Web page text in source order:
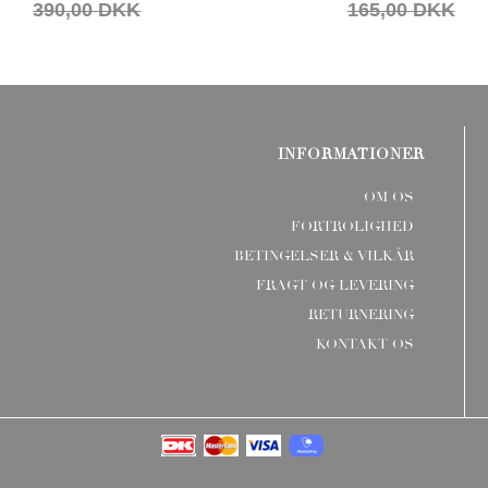
390,00 DKK 165,00 DKK
INFORMATIONER
OM OS
FORTROLIGHED
BETINGELSER & VILKÅR
FRAGT OG LEVERING
RETURNERING
KONTAKT OS